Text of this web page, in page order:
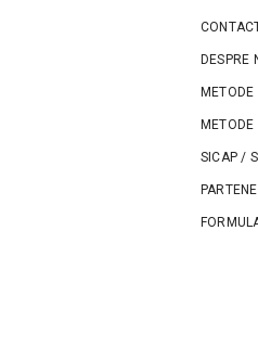
DESPRE
SICAP /